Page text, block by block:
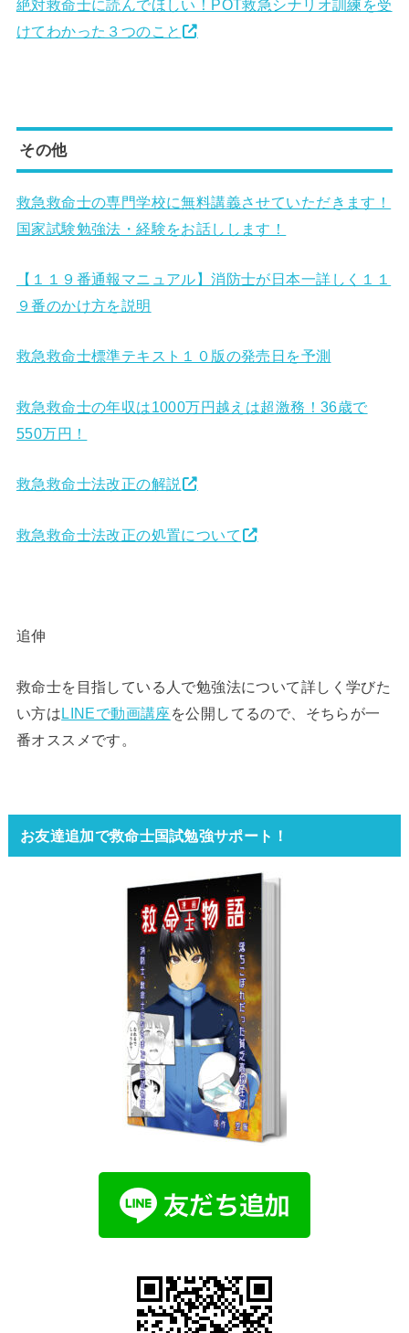
絶対救命士に読んでほしい！POT救急シナリオ訓練を受
けてわかった３つのこと
その他
救急救命士の専門学校に無料講義させていただきます！
国家試験勉強法・経験をお話しします！
【１１９番通報マニュアル】消防士が日本一詳しく１１
９番のかけ方を説明
救急救命士標準テキスト１０版の発売日を予測
救急救命士の年収は1000万円越えは超激務！36歳で
550万円！
救急救命士法改正の解説
救急救命士法改正の処置について
追伸
救命士を目指している人で勉強法について詳しく学びた
い方はLINEで動画講座 を公開してるので、そちらが一
番オススメです。
お友達追加で救命士国試勉強サポート！